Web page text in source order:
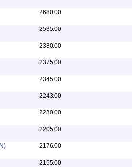
2680.00
2535.00
2380.00
2375.00
2345.00
2243.00
2230.00
2205.00
2176.00
2155.00